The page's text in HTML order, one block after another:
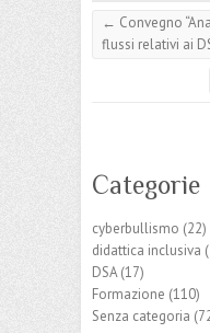
← Convegno
flussi relativi ai
Categorie
cyberbullismo (22)
didattica inclusiva
DSA(17)
Formazione (110)
Senza categoria